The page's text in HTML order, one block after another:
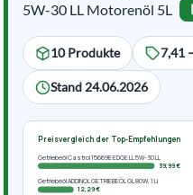
5W-30 LL Motorenöl 5L
10 Produkte 7,41
Stand 24.06.2026
Preisvergleich der Top-Empfehlungen
Getriebeöl Castrol 15669E EDGE LL 5W-30 LL
39,99 €
Getriebeöl ADDINOL GETRIEBEÖL GL 80W, 1 Li
12,29 €